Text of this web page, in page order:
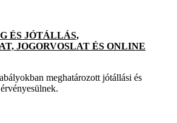
ÉS JÓTÁLLÁS,
JOGORVOSLAT ÉS ONLINE
meghatározott jótállási és